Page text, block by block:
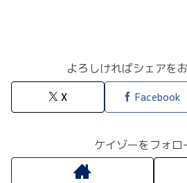
よろしければシェアを
X Facebook
ケイゾーをフォロ